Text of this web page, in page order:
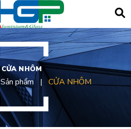
CỬA NHÔM
Sản phẩm CỬA NHÔM